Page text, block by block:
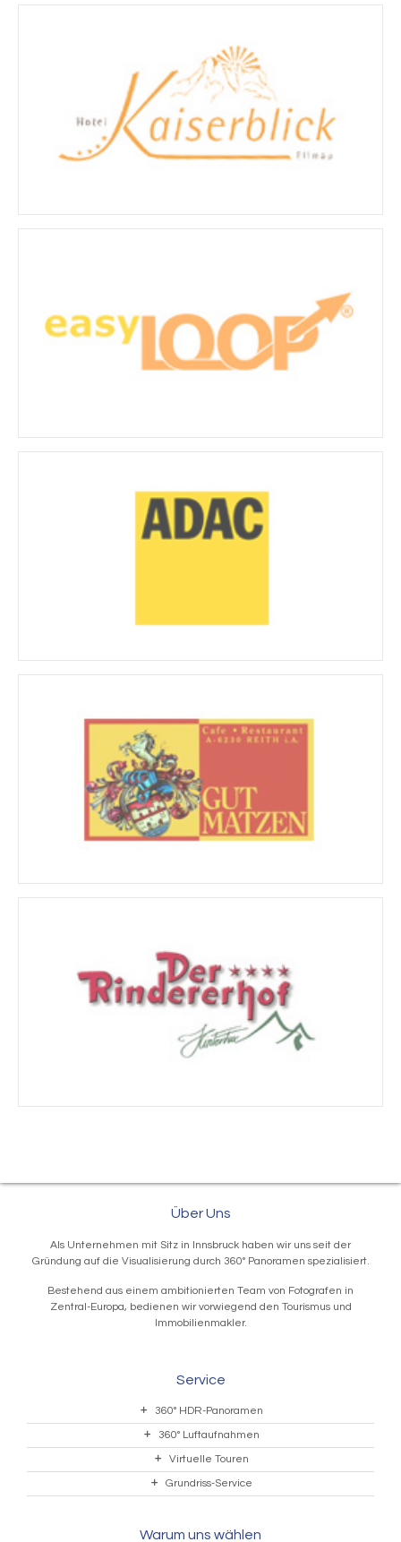
Über Uns
Als Unternehmen mit Sitz in Innsbruck haben wir uns seit der
Gründung auf die Visualisierung durch 360° Panoramen spezialisiert.
Bestehend aus einem ambitionierten Team von Fotografen in
Zentral-Europa, bedienen wir vorwiegend den Tourismus und
Immobilienmakler.
Service
360° HDR-Panoramen
360° Luftaufnahmen
Virtuelle Touren
Grundriss-Service
Warum uns wählen